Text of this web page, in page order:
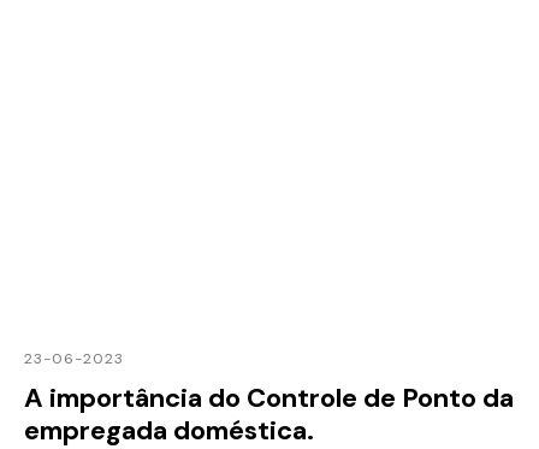
23-06-2023
A importância do Controle de Ponto da
empregada doméstica.